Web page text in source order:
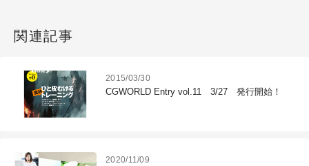
関連記事
2015/03/30
CGWORLD Entry vol.11 3/27 発行開始！
2020/11/09